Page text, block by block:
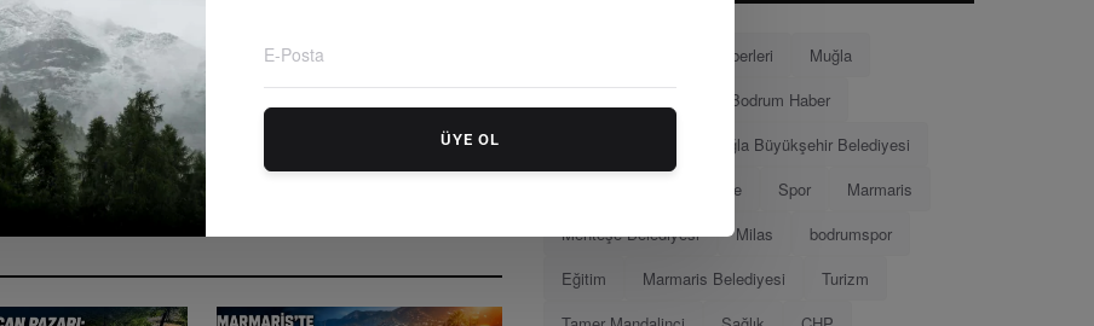
Bodrum Haberleri
Muğla
Bodrum Haber
Muğla Büyükşehir Belediyesi
Menteşe Spor
Marmaris
Menteşe Belediyesi
Milas
bodrumspor
Eğitim
Marmaris Belediyesi
Turizm
ÜYE OL